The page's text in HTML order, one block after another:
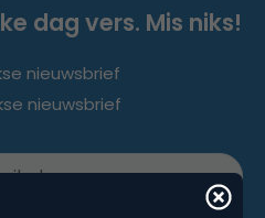
dag vers. Mis niks!
nieuwsbrief
nieuwsbrief